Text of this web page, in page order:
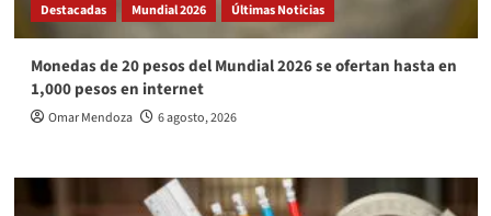
Destacadas Mundial 2026 Últimas Noticias
Monedas de 20 pesos del Mundial 2026 se ofertan hasta en
1,000 pesos en internet
Omar Mendoza 6 agosto, 2026